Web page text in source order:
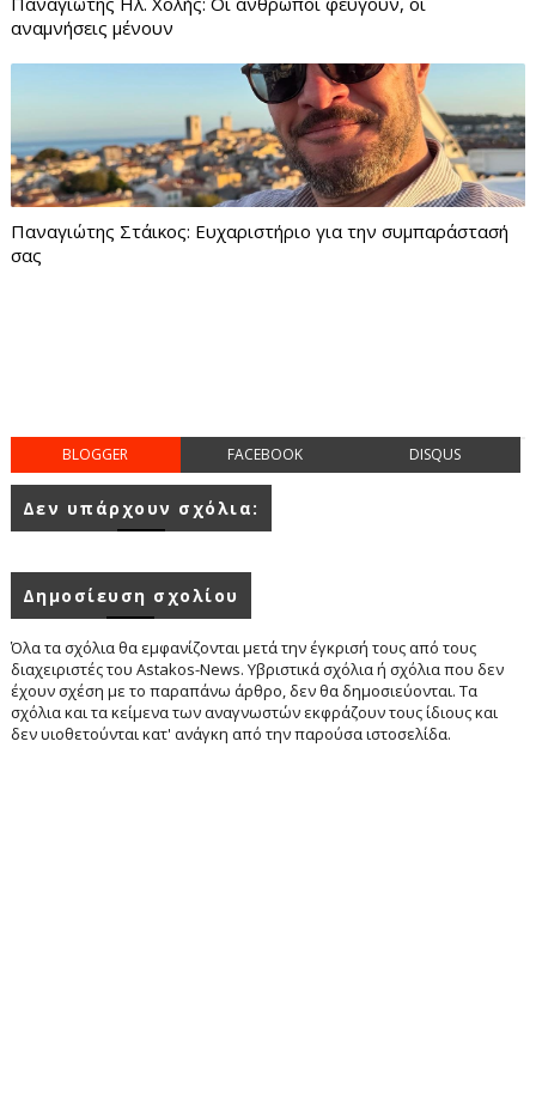
αναμνήσεις μένουν
Παναγιώτης Στάικος: Ευχαριστήριο για την συμπαράστασή
σας
BLOGGER FACEBOOK DISQUS
Δεν υπάρχουν σχόλια:
Δημοσίευση σχολίου
Όλα τα σχόλια θα εμφανίζονται μετά την έγκρισή τους από τους
διαχειριστές του Astakos-News. Υβριστικά σχόλια ή σχόλια που δεν
έχουν σχέση με το παραπάνω άρθρο, δεν θα δημοσιεύονται. Τα
σχόλια και τα κείμενα των αναγνωστών εκφράζουν τους ίδιους και
δεν υιοθετούνται κατ' ανάγκη από την παρούσα ιστοσελίδα.